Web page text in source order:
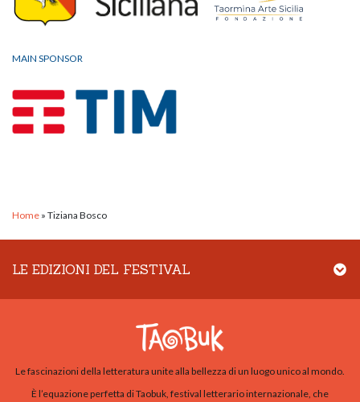
MAIN SPONSOR
Home » Tiziana Bosco
LE EDIZIONI DEL FESTIVAL
Le fascinazioni della letteratura unite alla bellezza di un luogo unico al mondo.
È l’equazione perfetta di Taobuk, festival letterario internazionale, che